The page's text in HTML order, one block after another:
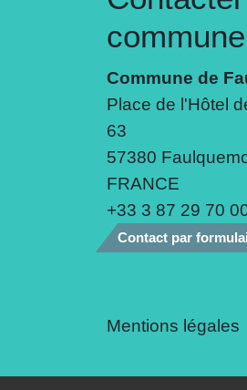
commune
Commune de
Place de l'Hôtel
63
57380
FRANCE
+33 3 87 29 70
Contact par
Mentions légales